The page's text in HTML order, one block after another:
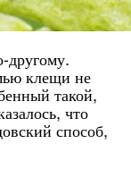
другому.
клещи не
такой,
что
способ,